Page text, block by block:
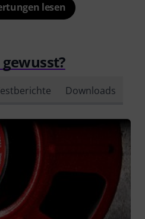
lesen
Downloads